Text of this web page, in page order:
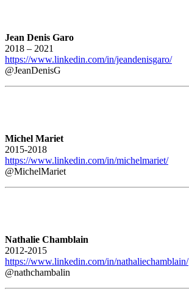
Jean Denis Garo
2018 – 2021
https://www.linkedin.com/in/jeandenisgaro/
@JeanDenisG
Michel Mariet
2015-2018
https://www.linkedin.com/in/michelmariet/
@MichelMariet
Nathalie Chamblain
2012-2015
https://www.linkedin.com/in/nathaliechamblain/
@nathchambalin